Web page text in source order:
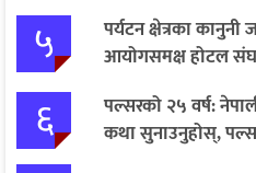
५
पर्यटन क्षेत्रका कानुनी
आयोगसमक्ष होटल
६
पल्सरको २५ वर्ष:
कथा सुनाउनुहोस्,